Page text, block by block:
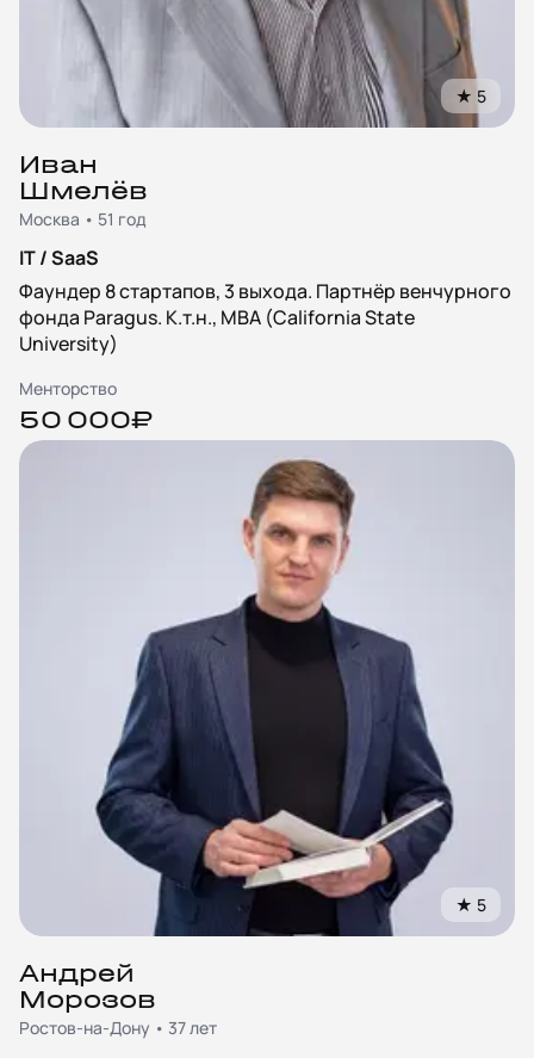
★ 5
Иван
Шмелёв
Москва • 51 год
IT / SaaS
Фаундер 8 стартапов, 3 выхода. Партнёр венчурного
фонда Paragus. К.т.н., MBA (California State
University)
Менторство
50 000₽
★ 5
Андрей
Морозов
Ростов-на-Дону • 37 лет